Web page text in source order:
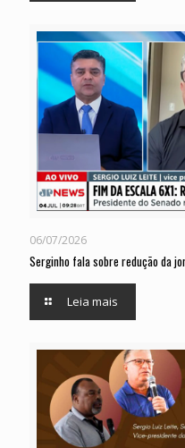
06/07/2026
Serginho fala sobre redução da
Leia mais